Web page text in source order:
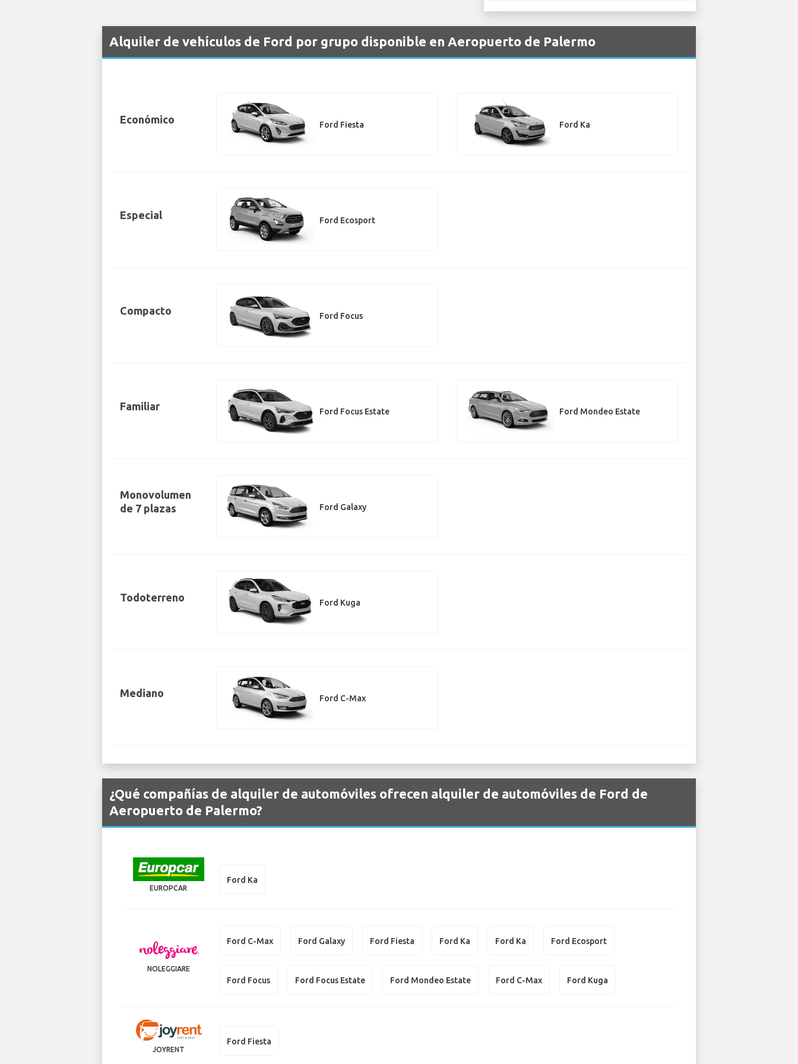
Alquiler de vehículos de Ford por grupo disponible en Aeropuerto de Palermo
Económico Ford Fiesta Ford Ka
Especial Ford Ecosport
Compacto Ford Focus
Familiar Ford Focus Estate Ford Mondeo Estate
Monovolumen
de 7 plazas
Ford Galaxy
Todoterreno Ford Kuga
Mediano Ford C-Max
¿Qué compañías de alquiler de automóviles ofrecen alquiler de automóviles de Ford de
Aeropuerto de Palermo?
EUROPCAR
Ford Ka
NOLEGGIARE
Ford C-Max Ford Galaxy Ford Fiesta Ford Ka Ford Ka Ford Ecosport
Ford Focus Ford Focus Estate Ford Mondeo Estate Ford C-Max Ford Kuga
JOYRENT
Ford Fiesta